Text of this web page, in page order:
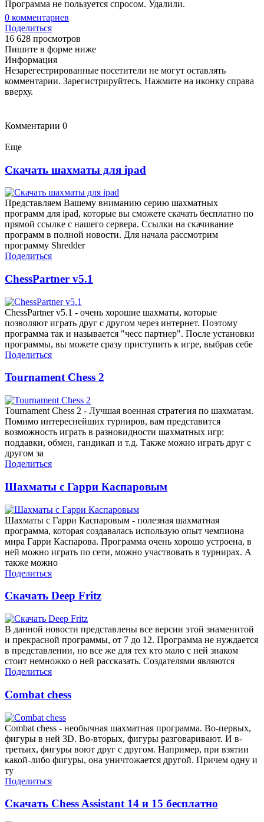
Программа не пользуется спросом. Удалили.
0 комментариев
Поделиться
16 628 просмотров
Пишите в форме ниже
Информация
Незарегестрированные посетители не могут оставлять
комментарии. Зарегистрируйтесь. Нажмите на иконку справа
вверху.
Комментарии 0
Еще
Скачать шахматы для ipad
Представляем Вашему вниманию серию шахматных
программ для ipad, которые вы сможете скачать бесплатно по
прямой ссылке с нашего сервера. Ссылки на скачивание
программ в полной новости. Для начала рассмотрим
программу Shredder
Поделиться
ChessPartner v5.1
ChessPartner v5.1 - очень хорошие шахматы, которые
позволяют играть друг с другом через интернет. Поэтому
программа так и называется "чесс партнер". После установки
программы, вы можете сразу приступить к игре, выбрав себе
Поделиться
Tournament Chess 2
Tournament Chess 2 - Лучшая военная стратегия по шахматам.
Помимо интереснейших турниров, вам представится
возможность играть в разновидности шахматных игр:
поддавки, обмен, гандикап и т.д. Также можно играть друг с
другом за
Поделиться
Шахматы с Гарри Каспаровым
Шахматы с Гарри Каспаровым - полезная шахматная
программа, которая создавалась использую опыт чемпиона
мира Гарри Каспарова. Программа очень хорошо устроена, в
ней можно играть по сети, можно участвовать в турнирах. А
также можно
Поделиться
Скачать Deep Fritz
В данной новости представлены все версии этой знаменитой
и прекрасной программы, от 7 до 12. Программа не нуждается
в представлении, но все же для тех кто мало с ней знаком
стоит немножко о ней рассказать. Создателями являются
Поделиться
Combat chess
Combat chess - необычная шахматная программа. Во-первых,
фигуры в ней 3D. Во-вторых, фигуры разговаривают. И в-
третьих, фигуры воют друг с другом. Например, при взятии
какой-либо фигуры, она уничтожается другой. Причем одну и
ту
Поделиться
Скачать Chess Assistant 14 и 15 бесплатно